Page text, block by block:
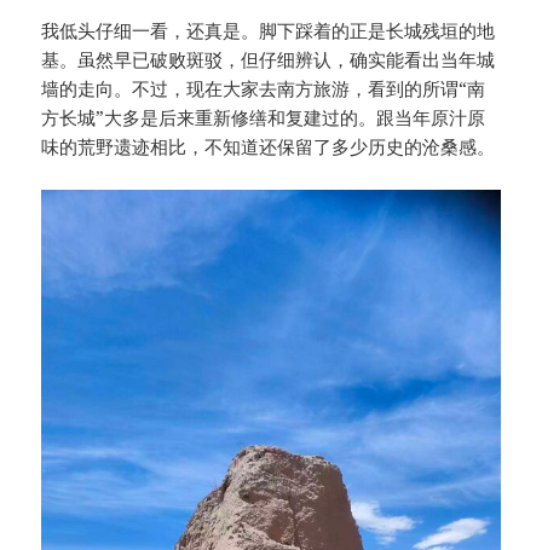
我低头仔细一看，还真是。脚下踩着的正是长城残垣的地
基。虽然早已破败斑驳，但仔细辨认，确实能看出当年城
墙的走向。不过，现在大家去南方旅游，看到的所谓“南
方长城”大多是后来重新修缮和复建过的。跟当年原汁原
味的荒野遗迹相比，不知道还保留了多少历史的沧桑感。